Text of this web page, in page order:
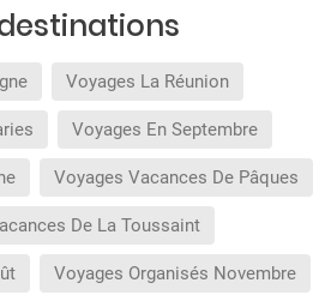
Voyages La Réunion
Voyages En Septembre
Voyages Vacances De Pâques
De La Toussaint
Voyages Organisés Novembre